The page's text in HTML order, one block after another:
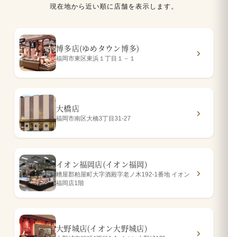
現在地から近い順に店舗を表示します。
博多店(ゆめタウン博多)
福岡市東区東浜１丁目１－１
大橋店
福岡市南区大橋3丁目31-27
イオン福岡店(イオン福岡)
糟屋郡粕屋町大字酒殿字老ノ木192-1番地 イオン
福岡店1階
大野城店(イオン大野城店)